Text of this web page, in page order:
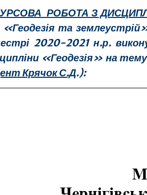
РОБОТА З
«Геодезія та
2020-2021 н.р.
«Геодезія» на
Крячок С.Д.):